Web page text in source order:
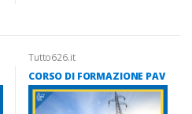
Tutto626.it
CORSO DI FORMAZIONE PAV